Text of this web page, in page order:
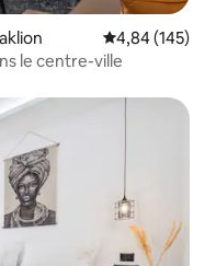
Évaluation
4,84 (145)
le centre-ville
appréciés